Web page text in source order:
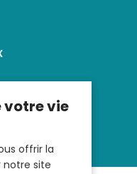
votre vie
offrir la
notre site